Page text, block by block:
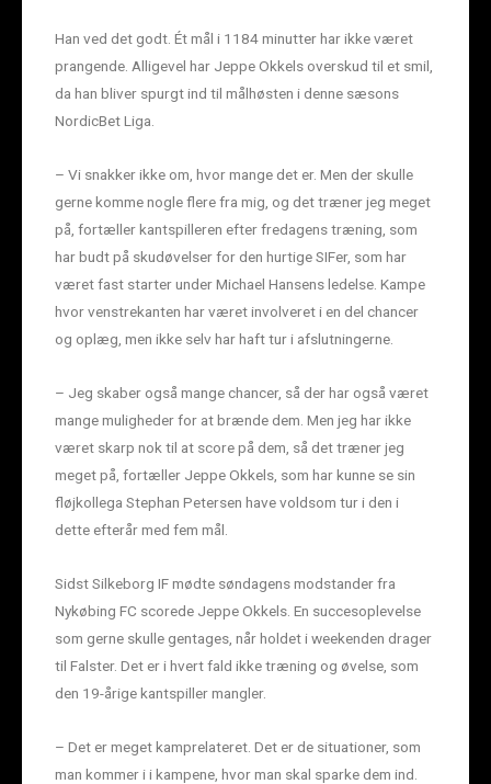
Han ved det godt. Ét mål i 1184 minutter har ikke været
prangende. Alligevel har Jeppe Okkels overskud til et smil,
da han bliver spurgt ind til målhøsten i denne sæsons
NordicBet Liga.
– Vi snakker ikke om, hvor mange det er. Men der skulle
gerne komme nogle flere fra mig, og det træner jeg meget
på, fortæller kantspilleren efter fredagens træning, som
har budt på skudøvelser for den hurtige SIFer, som har
været fast starter under Michael Hansens ledelse. Kampe
hvor venstrekanten har været involveret i en del chancer
og oplæg, men ikke selv har haft tur i afslutningerne.
– Jeg skaber også mange chancer, så der har også været
mange muligheder for at brænde dem. Men jeg har ikke
været skarp nok til at score på dem, så det træner jeg
meget på, fortæller Jeppe Okkels, som har kunne se sin
fløjkollega Stephan Petersen have voldsom tur i den i
dette efterår med fem mål.
Sidst Silkeborg IF mødte søndagens modstander fra
Nykøbing FC scorede Jeppe Okkels. En succesoplevelse
som gerne skulle gentages, når holdet i weekenden drager
til Falster. Det er i hvert fald ikke træning og øvelse, som
den 19-årige kantspiller mangler.
– Det er meget kamprelateret. Det er de situationer, som
man kommer i i kampene, hvor man skal sparke dem ind.